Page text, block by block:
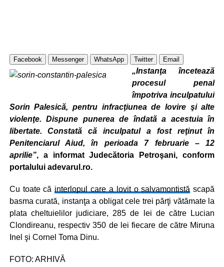
Facebook Messenger WhatsApp Twitter Email
„Instanţa încetează
procesul penal
împotriva inculpatului
Sorin Palesică, pentru infracţiunea de lovire şi alte
violenţe. Dispune punerea de îndată a acestuia în
libertate. Constată că inculpatul a fost reţinut în
Penitenciarul Aiud, în perioada 7 februarie – 12
aprilie”, a informat Judecătoria Petroşani, conform
portalului adevarul.ro.
Cu toate că interlopul care a lovit o salvamontistă scapă
basma curată, instanţa a obligat cele trei părţi vătămate la
plata cheltuielilor judiciare, 285 de lei de către Lucian
Clondireanu, respectiv 350 de lei fiecare de către Miruna
Inel şi Cornel Toma Dinu.
FOTO: ARHIVĂ